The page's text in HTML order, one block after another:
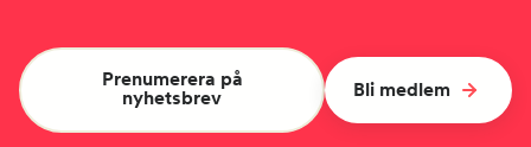
Prenumerera på
nyhetsbrev
Bli medlem